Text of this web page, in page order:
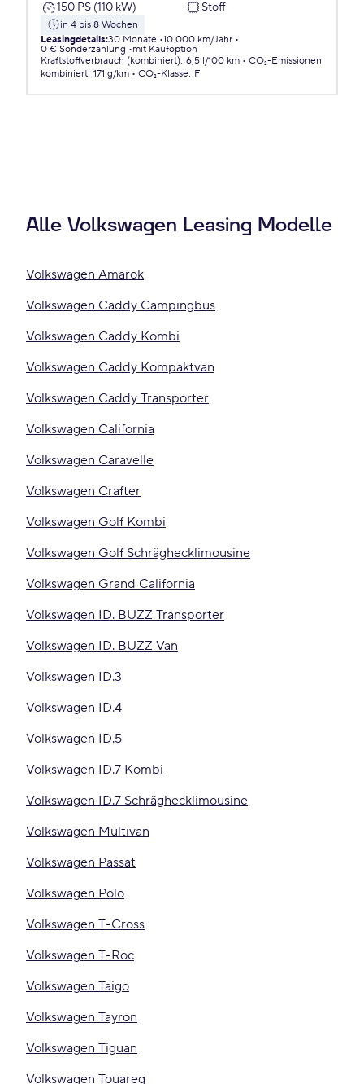
150 PS (110 kW)
Stoff
in 4 bis 8 Wochen
Leasingdetails:30 Monate 10.000 km/Jahr
0 € Sonderzahlung
mit Kaufoption
Kraftstoffverbrauch (kombiniert): 6,5 l/100 km
CO₂-Emissionen
kombiniert: 171 g/km CO₂-Klasse: F
Alle Volkswagen Leasing Modelle
Volkswagen Amarok
Volkswagen Caddy Campingbus
Volkswagen Caddy Kombi
Volkswagen Caddy Kompaktvan
Volkswagen Caddy Transporter
Volkswagen California
Volkswagen Caravelle
Volkswagen Crafter
Volkswagen Golf Kombi
Volkswagen Golf Schräghecklimousine
Volkswagen Grand California
Volkswagen ID. BUZZ Transporter
Volkswagen ID. BUZZ Van
Volkswagen ID.3
Volkswagen ID.4
Volkswagen ID.5
Volkswagen ID.7 Kombi
Volkswagen ID.7 Schräghecklimousine
Volkswagen Multivan
Volkswagen Passat
Volkswagen Polo
Volkswagen T-Cross
Volkswagen T-Roc
Volkswagen Taigo
Volkswagen Tayron
Volkswagen Tiguan
Volkswagen Touareg